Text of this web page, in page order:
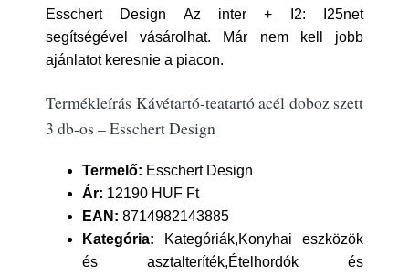
Esschert Design Az inter + I2: I25net
segítségével vásárolhat. Már nem kell jobb
ajánlatot keresnie a piacon.
Termékleírás Kávétartó-teatartó acél doboz szett
3 db-os – Esschert Design
Termelő: Esschert Design
Ár: 12190 HUF Ft
EAN: 8714982143885
Kategória: Kategóriák,Konyhai eszközök
és asztalteríték,Ételhordók és